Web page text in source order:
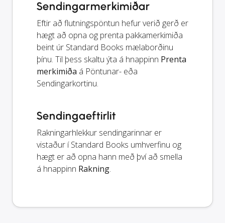
Sendingarmerkimiðar
Eftir að flutningspöntun hefur verið gerð er
hægt að opna og prenta pakkamerkimiða
beint úr Standard Books mælaborðinu
þínu. Til þess skaltu ýta á hnappinn Prenta
merkimiða á Pöntunar- eða
Sendingarkortinu.
Sendingaeftirlit
Rakningarhlekkur sendingarinnar er
vistaður í Standard Books umhverfinu og
hægt er að opna hann með því að smella
á hnappinn Rakning.